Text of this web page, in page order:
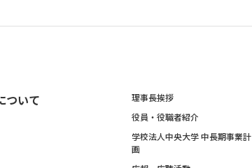
ついて 理事長挨拶
役員・役職者紹介
学校法人中央大学 中長期事業計
画